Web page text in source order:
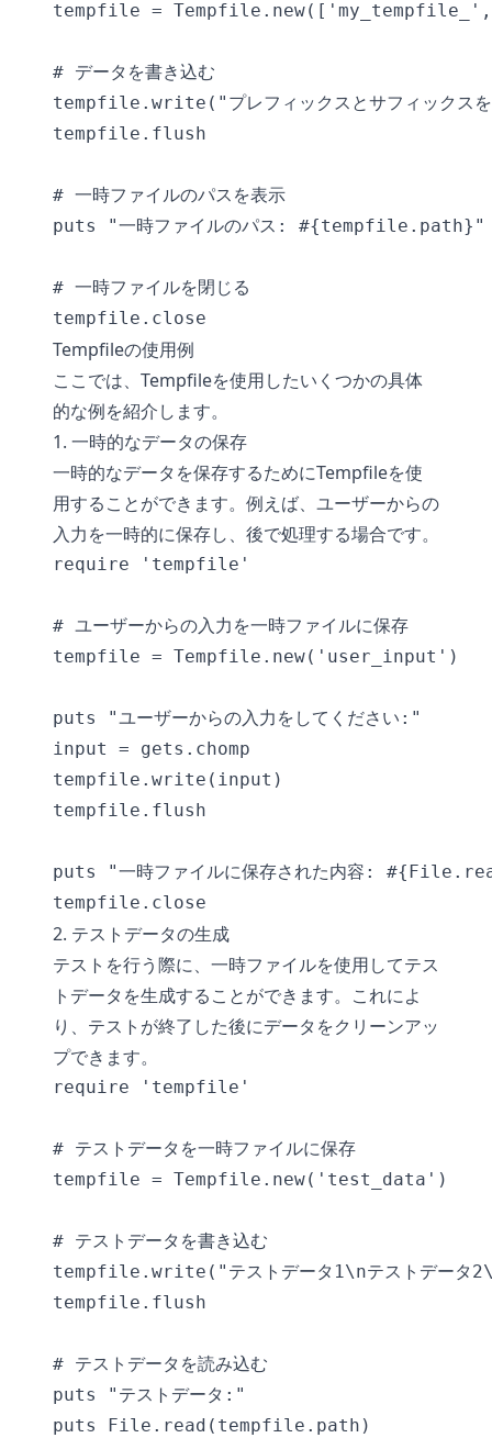
tempfile =
# データを書き込む
tempfile.write("プレフィックスとサフィックスを
tempfile.flush
# 一時ファイルのパスを表示
puts "一時ファイルのパス: #{tempfile.path}"
# 一時ファイルを閉じる
Tempfileの使用例
ここでは、Tempfileを使用したいくつかの具体
的な例を紹介します。
1. 一時的なデータの保存
一時的なデータを保存するためにTempfileを使
用することができます。例えば、ユーザーからの
入力を一時的に保存し、後で処理する場合です。
require 'tempfile'
# ユーザーからの入力を一時ファイルに保存
tempfile = Tempfile.new('user_input')
puts "ユーザーからの入力をしてください:"
input = gets.chomp
tempfile.write(input)
tempfile.flush
puts "一時ファイルに保存された内容:
2. テストデータの生成
テストを行う際に、一時ファイルを使用してテス
トデータを生成することができます。これによ
り、テストが終了した後にデータをクリーンアッ
プできます。
require 'tempfile'
# テストデータを一時ファイルに保存
tempfile = Tempfile.new('test_data')
# テストデータを書き込む
tempfile.write("テストデータ1\nテストデータ
tempfile.flush
# テストデータを読み込む
puts "テストデータ:"
puts File.read(tempfile.path)